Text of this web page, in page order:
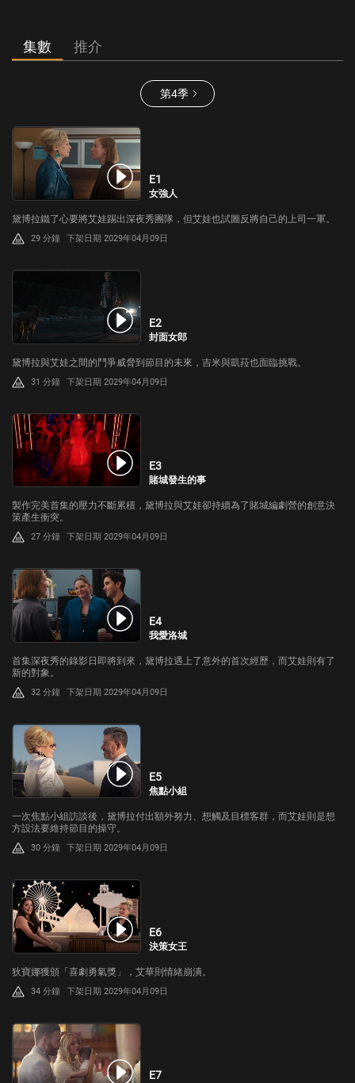
集數 推介
第4季
E1
女強人
黛博拉鐵了心要將艾娃踢出深夜秀團隊，但艾娃也試圖反將自己的上司一軍。
29 分鐘 下架日期 2029年04月09日
E2
封面女郎
黛博拉與艾娃之間的鬥爭威脅到節目的未來，吉米與凱菈也面臨挑戰。
31 分鐘 下架日期 2029年04月09日
E3
賭城發生的事
製作完美首集的壓力不斷累積，黛博拉與艾娃卻持續為了賭城編劇營的創意決
策產生衝突。
27 分鐘 下架日期 2029年04月09日
E4
我愛洛城
首集深夜秀的錄影日即將到來，黛博拉遇上了意外的首次經歷，而艾娃則有了
新的對象。
32 分鐘 下架日期 2029年04月09日
E5
焦點小組
一次焦點小組訪談後，黛博拉付出額外努力、想觸及目標客群，而艾娃則是想
方設法要維持節目的操守。
30 分鐘 下架日期 2029年04月09日
E6
決策女王
狄寶娜獲頒「喜劇勇氣獎」，艾華則情緒崩潰。
34 分鐘 下架日期 2029年04月09日
E7